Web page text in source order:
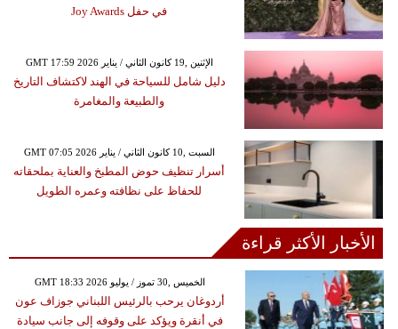
في حفل Joy Awards
GMT 17:59 2026 الإثنين ,19 كانون الثاني / يناير
دليل شامل للسياحة في الهند لاكتشاف التاريخ
والطبيعة والمغامرة
GMT 07:05 2026 السبت ,10 كانون الثاني / يناير
أسرار تنظيف حوض المطبخ والعناية بملحقاته
للحفاظ على نظافته وعمره الطويل
الأخبار الأكثر قراءة
GMT 18:33 2026 الخميس ,30 تموز / يوليو
أردوغان يرحب بالرئيس اللبناني جوزاف عون
في أنقرة ويؤكد على وقوفه إلى جانب سيادة